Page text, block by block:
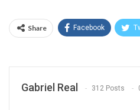
Share Facebook
Gabriel Real 312 Posts